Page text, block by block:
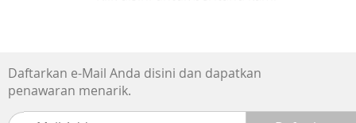
Daftarkan e-Mail Anda disini dan dapatkan
penawaran menarik.